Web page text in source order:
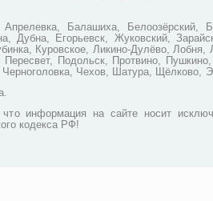
Апрелевка, Балашиха, Белоозёрский,
Дубна, Егорьевск, Жуковский,
Куровское, Ликино-Дулёво,
Подольск, Протвино,
Чехов, Шатура, Щёлково,
информация на сайте носит
кодекса РФ!